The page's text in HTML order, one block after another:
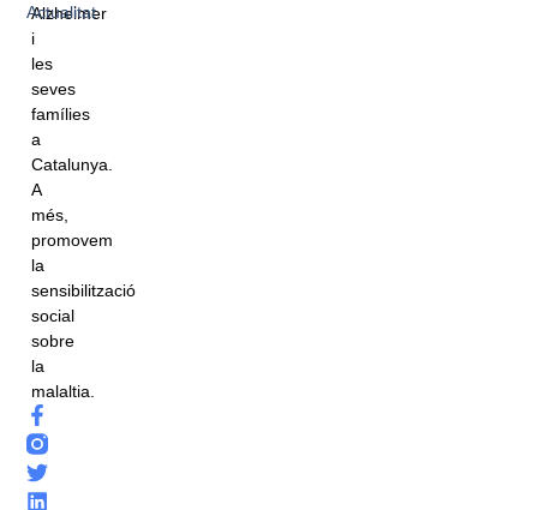
Alzheimer
i
les
seves
famílies
a
Catalunya.
A
més,
promovem
la
sensibilització
social
sobre
la
malaltia.
Actualitat